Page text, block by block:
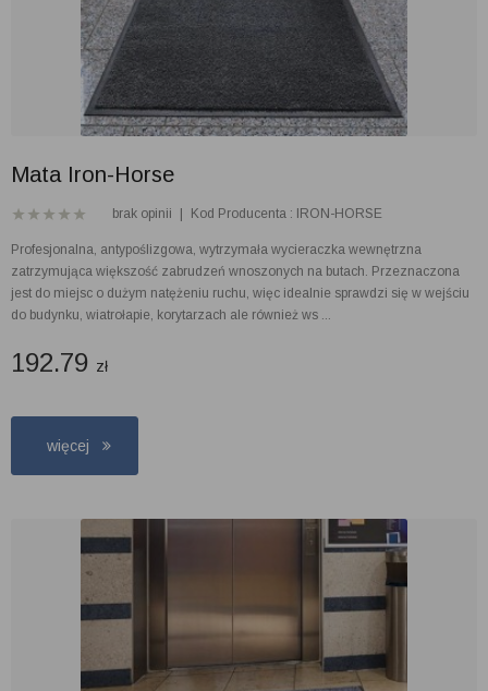
Mata Iron-Horse
brak opinii Kod Producenta : IRON-HORSE
Profesjonalna, antypoślizgowa, wytrzymała wycieraczka wewnętrzna
zatrzymująca większość zabrudzeń wnoszonych na butach. Przeznaczona
jest do miejsc o dużym natężeniu ruchu, więc idealnie sprawdzi się w wejściu
do budynku, wiatrołapie, korytarzach ale również ws ...
192.79 zł
więcej